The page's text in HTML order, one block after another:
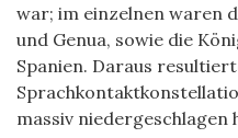
war; im einzelnen waren
und Genua, sowie die
Spanien. Daraus
massiv niedergeschlagen